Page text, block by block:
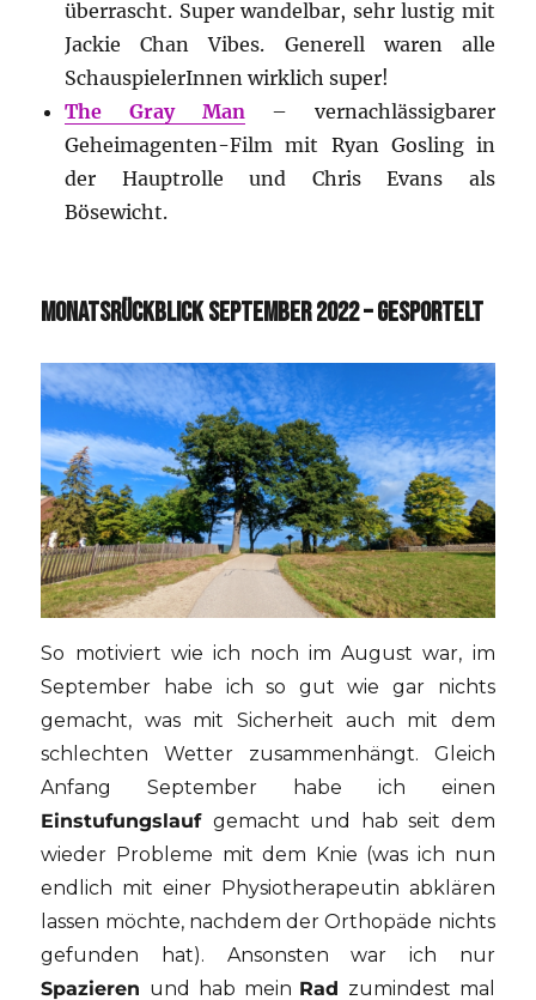
überrascht. Super wandelbar, sehr lustig mit
Jackie Chan Vibes. Generell waren alle
SchauspielerInnen wirklich super!
The Gray Man– vernachlässigbarer
Geheimagenten-Film mit Ryan Gosling in
der Hauptrolle und Chris Evans als
Bösewicht.
MONATSRÜCKBLICK SEPTEMBER 2022 – GESPORTELT
So motiviert wie ich noch im August war, im
September habe ich so gut wie gar nichts
gemacht, was mit Sicherheit auch mit dem
schlechten Wetter zusammenhängt. Gleich
Anfang September habe ich einen
Einstufungslauf gemacht und hab seit dem
wieder Probleme mit dem Knie (was ich nun
endlich mit einer Physiotherapeutin abklären
lassen möchte, nachdem der Orthopäde nichts
gefunden hat). Ansonsten war ich nur
Spazieren und hab mein Rad zumindest mal